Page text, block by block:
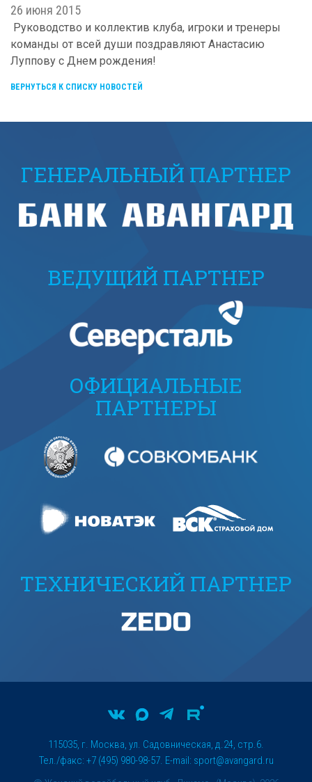
26 июня 2015
Руководство и коллектив клуба, игроки и тренеры
команды от всей души поздравляют Анастасию
Луппову с Днем рождения!
ВЕРНУТЬСЯ К СПИСКУ НОВОСТЕЙ
ГЕНЕРАЛЬНЫЙ ПАРТНЕР
ВЕДУЩИЙ ПАРТНЕР
ОФИЦИАЛЬНЫЕ
ПАРТНЕРЫ
ТЕХНИЧЕСКИЙ ПАРТНЕР
115035, г. Москва, ул. Садовническая, д.24, стр.6.
Тел./факс: +7 (495) 980-98-57. E-mail: sport@avangard.ru